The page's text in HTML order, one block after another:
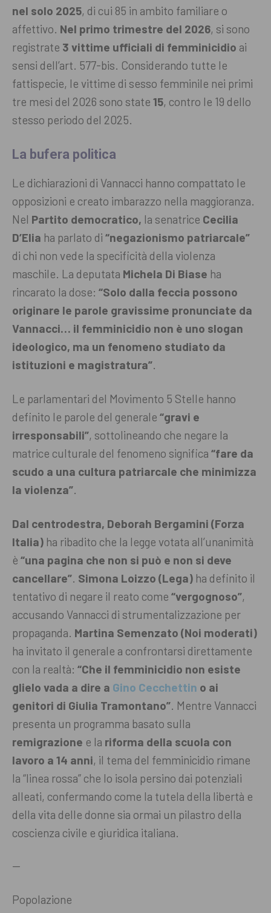
nel solo 2025, di cui 85 in ambito familiare o
affettivo. Nel primo trimestre del 2026, si sono
registrate 3 vittime ufficiali di femminicidio ai
sensi dell’art. 577-bis. Considerando tutte le
fattispecie, le vittime di sesso femminile nei primi
tre mesi del 2026 sono state 15, contro le 19 dello
stesso periodo del 2025.
La bufera politica
Le dichiarazioni di Vannacci hanno compattato le
opposizioni e creato imbarazzo nella maggioranza.
Nel Partito democratico, la senatrice Cecilia
D’Elia ha parlato di “negazionismo patriarcale”
di chi non vede la specificità della violenza
maschile. La deputata Michela Di Biase ha
rincarato la dose: “Solo dalla feccia possono
originare le parole gravissime pronunciate da
Vannacci… il femminicidio non è uno slogan
ideologico, ma un fenomeno studiato da
istituzioni e magistratura”.
Le parlamentari del Movimento 5 Stelle hanno
definito le parole del generale “gravi e
irresponsabili”, sottolineando che negare la
matrice culturale del fenomeno significa “fare da
scudo a una cultura patriarcale che minimizza
la violenza”.
Dal centrodestra, Deborah Bergamini (Forza
Italia) ha ribadito che la legge votata all’unanimità
è “una pagina che non si può e non si deve
cancellare”. Simona Loizzo (Lega) ha definito il
tentativo di negare il reato come “vergognoso”,
accusando Vannacci di strumentalizzazione per
propaganda. Martina Semenzato (Noi moderati)
ha invitato il generale a confrontarsi direttamente
con la realtà: “Che il femminicidio non esiste
glielo vada a dire a Gino Cecchettin o ai
genitori di Giulia Tramontano”. Mentre Vannacci
presenta un programma basato sulla
remigrazione e la riforma della scuola con
lavoro a 14 anni, il tema del femminicidio rimane
la “linea rossa” che lo isola persino dai potenziali
alleati, confermando come la tutela della libertà e
della vita delle donne sia ormai un pilastro della
coscienza civile e giuridica italiana.
—
Popolazione